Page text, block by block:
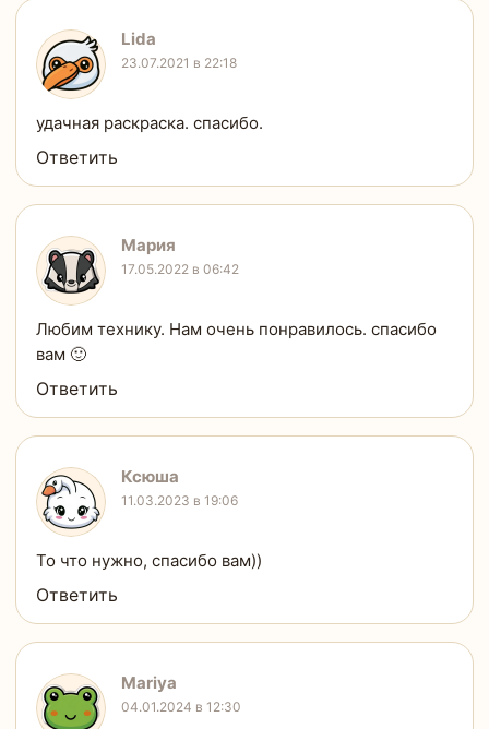
Lida
23.07.2021 в 22:18
удачная раскраска. спасибо.
Ответить
Мария
17.05.2022 в 06:42
Любим технику. Нам очень понравилось. спасибо
вам 🙂
Ответить
Ксюша
11.03.2023 в 19:06
То что нужно, спасибо вам))
Ответить
Mariya
04.01.2024 в 12:30